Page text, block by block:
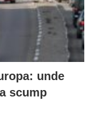
unde
scump